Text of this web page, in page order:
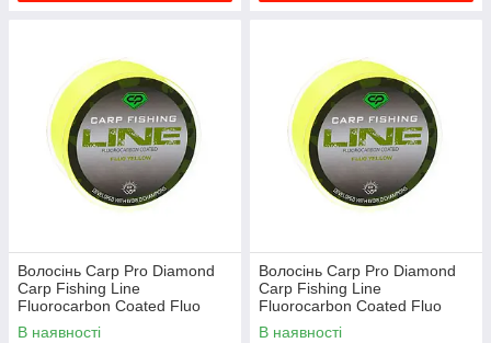
Волосінь Carp Pro Diamond
Carp Fishing Line
Fluorocarbon Coated Fluo
Yellow 1000 м 0.261мм
В наявності
Волосінь Carp Pro Diamond
Carp Fishing Line
Fluorocarbon Coated Fluo
Yellow 1000 м 0.286мм
В наявності